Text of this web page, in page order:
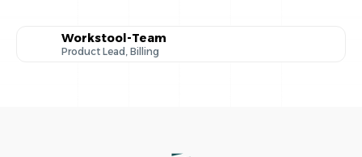
Workstool-Team
Product Lead, Billing